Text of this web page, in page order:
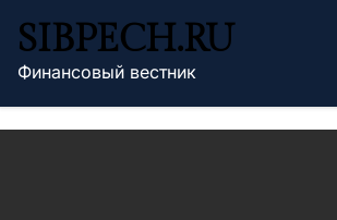
содержимому
SIBPECH.RU
Финансовый вестник